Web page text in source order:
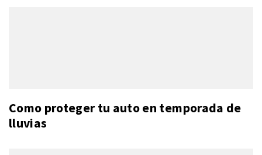
Como proteger tu auto en temporada de
lluvias